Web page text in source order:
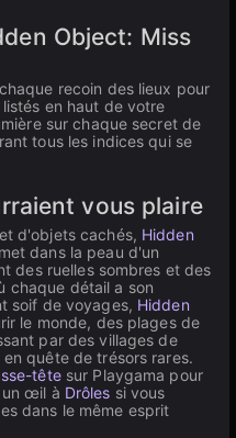
Object: Miss
recoin des lieux pour
en haut de votre
sur chaque secret de
tous les indices qui se
vous plaire
d'objets cachés, Hidden
dans la peau d'un
des ruelles sombres et des
chaque détail a son
soif de voyages, Hidden
le monde, des plages de
par des villages de
quête de trésors rares.
têtesur Playgama pour
un œil à Drôles si vous
dans le même esprit